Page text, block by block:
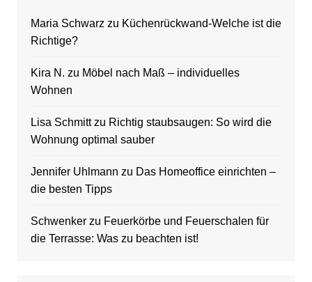
Maria Schwarz zu Küchenrückwand-Welche ist die
Richtige?
Kira N. zu Möbel nach Maß – individuelles
Wohnen
Lisa Schmittzu Richtig staubsaugen: So wird die
Wohnung optimal sauber
Jennifer Uhlmann zu Das Homeoffice einrichten –
die besten Tipps
Schwenkerzu Feuerkörbe und Feuerschalen für
die Terrasse: Was zu beachten ist!